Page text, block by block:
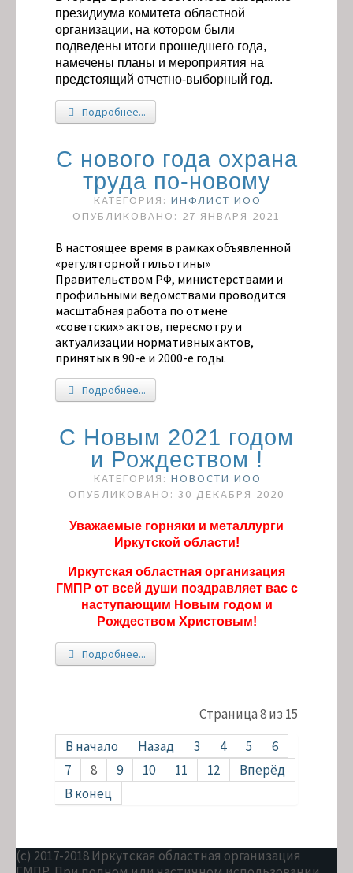
президиума комитета областной
организации, на котором были
подведены итоги прошедшего года,
намечены планы и мероприятия на
предстоящий отчетно-выборный год.
Подробнее...
С нового года охрана
труда по-новому
КАТЕГОРИЯ: ИНФЛИСТ ИОО
ОПУБЛИКОВАНО: 27 ЯНВАРЯ 2021
В настоящее время в рамках объявленной
«регуляторной гильотины»
Правительством РФ, министерствами и
профильными ведомствами проводится
масштабная работа по отмене
«советских» актов, пересмотру и
актуализации нормативных актов,
принятых в 90-е и 2000-е годы.
Подробнее...
С Новым 2021 годом
и Рождеством !
КАТЕГОРИЯ: НОВОСТИ ИОО
ОПУБЛИКОВАНО: 30 ДЕКАБРЯ 2020
Уважаемые горняки и металлурги
Иркутской области!
Иркутская областная организация
ГМПР от всей души поздравляет вас с
наступающим Новым годом и
Рождеством Христовым!
Подробнее...
Страница 8 из 15
В начало
Назад 3 4 5
6
7
8 9 10 11 12
Вперёд
В конец
(c) 2017-2018 Иркутская областная организация